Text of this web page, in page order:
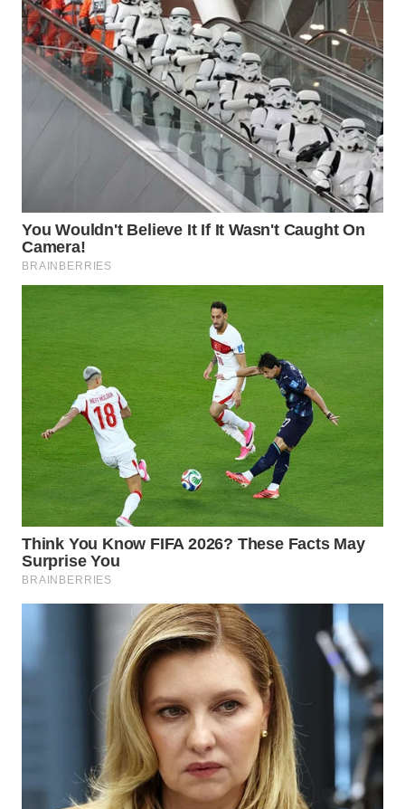
Wahana
Media
Group
WAHANA
WAHANA
ADVOKAT
WAHANA
WAHANA
KONSUMEN
WAHANA
LISTRIK
WAHANA
TRAVEL
WAHANA
TV
WAHANANEWS
WAHANANEWS
NET